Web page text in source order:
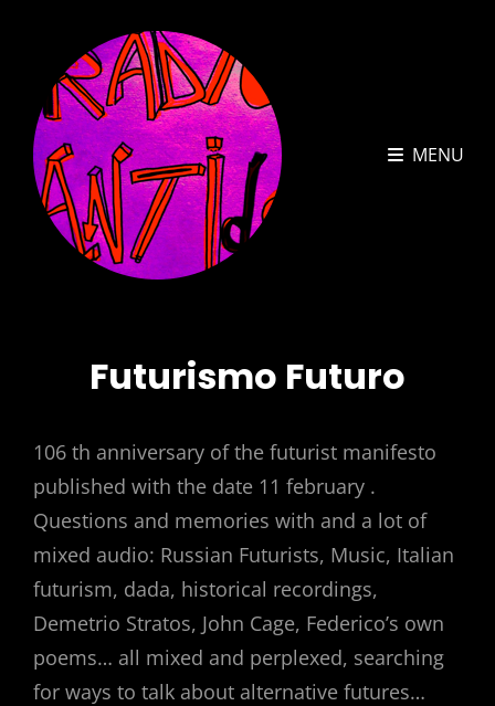
MENU
Futurismo Futuro
106 th anniversary of the futurist manifesto
published with the date 11 february .
Questions and memories with and a lot of
mixed audio: Russian Futurists, Music, Italian
futurism, dada, historical recordings,
Demetrio Stratos, John Cage, Federico’s own
poems… all mixed and perplexed, searching
for ways to talk about alternative futures…